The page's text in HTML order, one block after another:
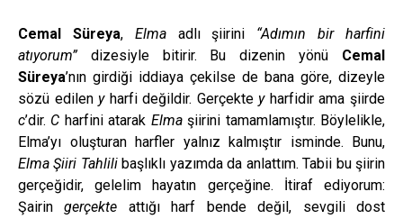
Cemal Süreya, Elmaadlı şiirini “Adımın bir harfini
atıyorum”dizesiyle bitirir. Bu dizenin yönü Cemal
Süreya’nın girdiği iddiaya çekilse de bana göre, dizeyle
sözü edilen yharfi değildir. Gerçekte yharfidir ama şiirde
c’dir. C harfini atarak Elmaşiirini tamamlamıştır. Böylelikle,
Elma’yı oluşturan harfler yalnız kalmıştır isminde. Bunu,
Elma Şiiri Tahlilibaşlıklı yazımda da anlattım. Tabii bu şiirin
gerçeğidir, gelelim hayatın gerçeğine. İtiraf ediyorum:
Şairingerçekte attığı harf bende değil, sevgili dost